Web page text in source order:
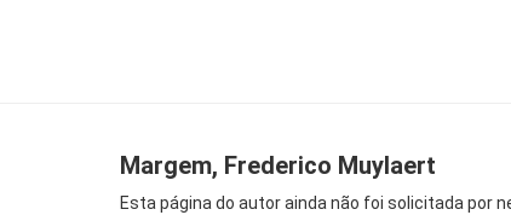
Margem, Frederico Muylaert
Esta página do autor ainda não foi solicitada por